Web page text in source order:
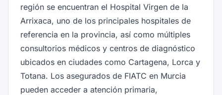
región se encuentran el Hospital Virgen de la
Arrixaca, uno de los principales hospitales de
referencia en la provincia, así como múltiples
consultorios médicos y centros de diagnóstico
ubicados en ciudades como Cartagena, Lorca y
Totana. Los asegurados de FIATC en Murcia
pueden acceder a atención primaria,